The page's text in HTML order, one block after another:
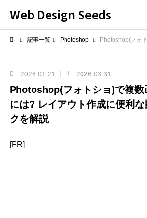
Web Design Seeds
記事一覧 Photoshop Photoshop(フォトショ)で複数画像を並べる
2026.01.21 2026.03.31
Photoshop(フォトショ)で複数
には? レイアウト作成に便利
クを解説
[PR]